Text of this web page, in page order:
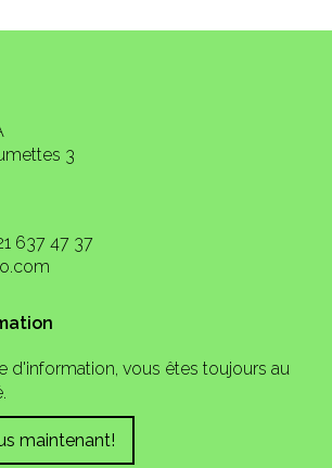
3
637 47 37
d'information, vous êtes toujours au
maintenant!